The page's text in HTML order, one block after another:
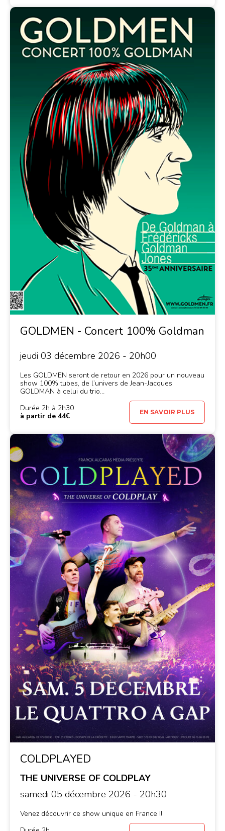
GOLDMEN - Concert 100% Goldman
jeudi 03 décembre 2026 - 20h00
Les GOLDMEN seront de retour en 2026 pour un nouveau
show 100% tubes, de l’univers de Jean-Jacques
GOLDMAN à celui du trio…
Durée 2h à 2h30
à partir de 44€
EN SAVOIR PLUS
COLDPLAYED
THE UNIVERSE OF COLDPLAY
samedi 05 décembre 2026 - 20h30
Venez découvrir ce show unique en France !!